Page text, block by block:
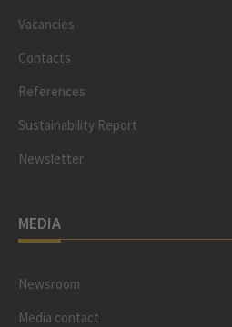
Vacancies
Contacts
References
Sustainability Report
Newsletter
MEDIA
Newsroom
Media contact